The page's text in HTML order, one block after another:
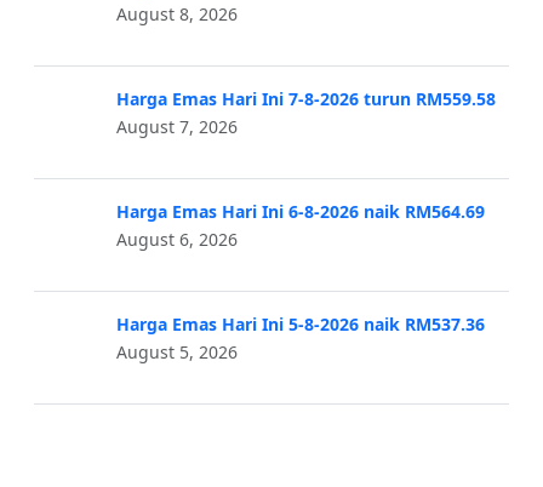
August 8, 2026
Harga Emas Hari Ini 7-8-2026 turun RM559.58
August 7, 2026
Harga Emas Hari Ini 6-8-2026 naik RM564.69
August 6, 2026
Harga Emas Hari Ini 5-8-2026 naik RM537.36
August 5, 2026